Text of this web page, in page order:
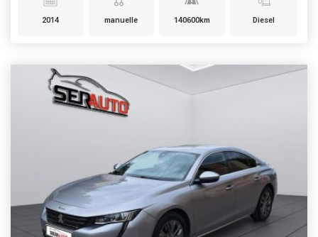
2014 manuelle 140600km Diesel